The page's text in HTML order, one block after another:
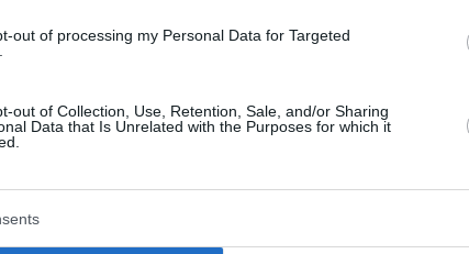
out of processing my Personal Data for Targeted
out of Collection, Use, Retention, Sale, and/or Sharing
Data that Is Unrelated with the Purposes for which it